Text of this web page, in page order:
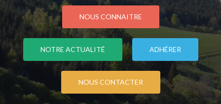
NOUS CONNAITRE
NOTRE ACTUALITÉ ADHÉRER
NOUS CONTACTER